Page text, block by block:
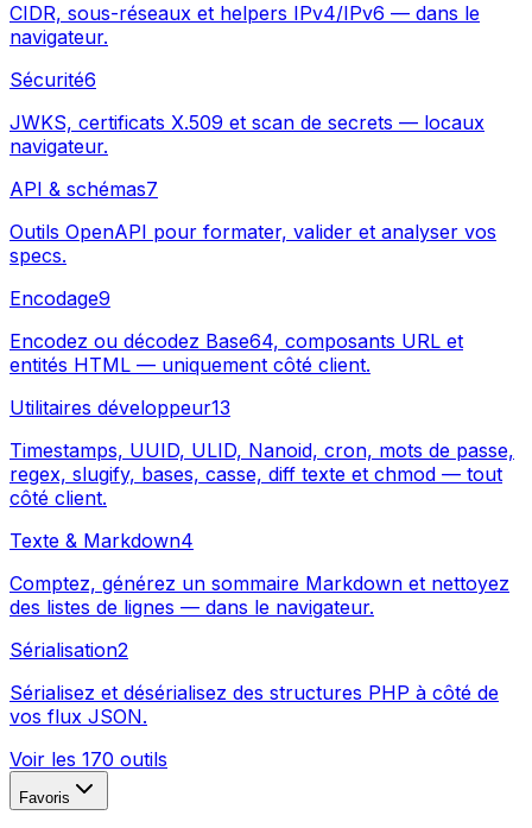
CIDR, sous-réseaux et helpers IPv4/IPv6 — dans le
navigateur.
Sécurité6
JWKS, certificats X.509 et scan de secrets — locaux
navigateur.
API & schémas7
Outils OpenAPI pour formater, valider et analyser vos
specs.
Encodage9
Encodez ou décodez Base64, composants URL et
entités HTML — uniquement côté client.
Utilitaires développeur13
Timestamps, UUID, ULID, Nanoid, cron, mots de passe,
regex, slugify, bases, casse, diff texte et chmod — tout
côté client.
Texte & Markdown4
Comptez, générez un sommaire Markdown et nettoyez
des listes de lignes — dans le navigateur.
Sérialisation2
Sérialisez et désérialisez des structures PHP à côté de
vos flux JSON.
Voir les 170 outils
Favoris